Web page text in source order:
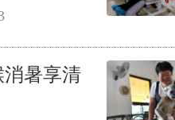
暑享清